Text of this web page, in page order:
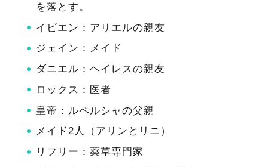
を落とす。
イビエン：アリエルの親友
ジェイン：メイド
ダニエル：ヘイレスの親友
ロックス：医者
皇帝：ルペルシャの父親
メイド2人（アリンとリニ）
リフリー：薬草専門家